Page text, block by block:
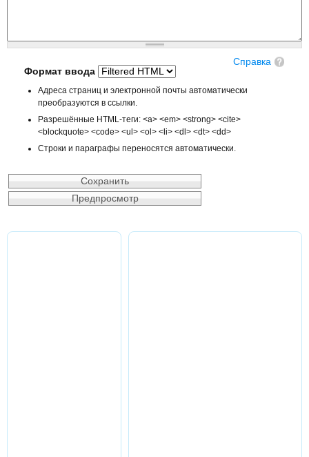
Справка
Формат ввода
Адреса страниц и электронной почты автоматически
преобразуются в ссылки.
Разрешённые HTML-теги: <a> <em> <strong> <cite>
<blockquote> <code> <ul> <ol> <li> <dl> <dt> <dd>
Строки и параграфы переносятся автоматически.